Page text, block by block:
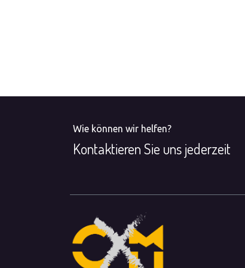
Wie können wir helfen?
Kontaktieren Sie uns jederzeit